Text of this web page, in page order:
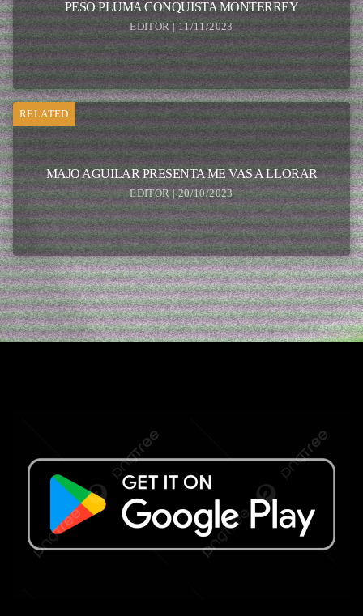
PESO PLUMA CONQUISTA MONTERREY
EDITOR | 11/11/2023
RELATED
MAJO AGUILAR PRESENTA ME VAS A LLORAR
EDITOR | 20/10/2023